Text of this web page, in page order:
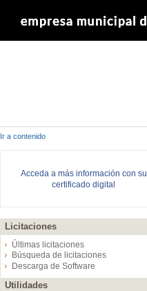
Ir a contenido
Acceda a más información con su
certificado digital
Licitaciones
Últimas licitaciones
Búsqueda de licitaciones
Descarga de Software
Utilidades